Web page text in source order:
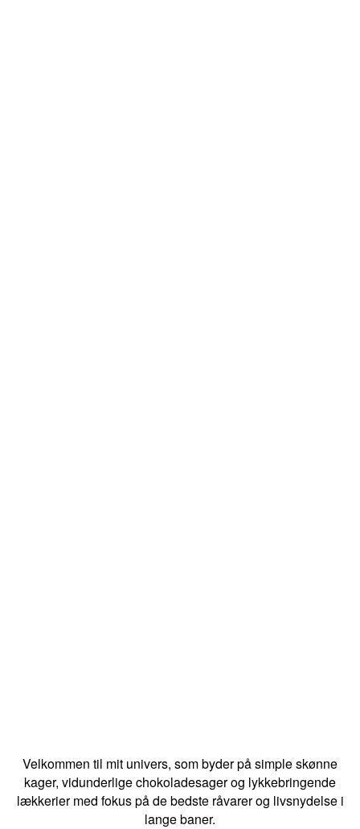
Velkommen til mit univers, som byder på simple skønne
kager, vidunderlige chokoladesager og lykkebringende
lækkerier med fokus på de bedste råvarer og livsnydelse i
lange baner.